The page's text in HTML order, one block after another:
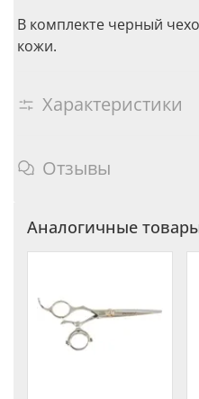
В комплекте черный
кожи.
Характеристики
Отзывы
Аналогичные